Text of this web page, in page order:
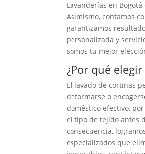
Lavanderías en
Asimismo, contamos
garantizamos
personalizada y
somos tu mejor
¿Por qué
El lavado de cortinas
deformarse o
doméstico efectivo,
el tipo de tejido antes
consecuencia,
especializados que